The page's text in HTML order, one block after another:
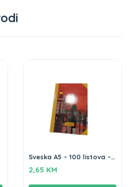
Sveska A5 – 100 listova –
2,65 KM